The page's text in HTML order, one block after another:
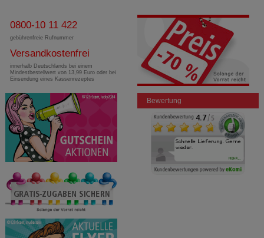
0800-10 11 422
gebührenfreie Rufnummer
Versandkostenfrei
innerhalb Deutschlands bei einem
Mindestbestellwert von 13,99 Euro oder bei
Einsendung eines Kassenrezeptes
Bewertung